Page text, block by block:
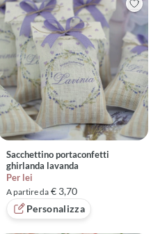
Sacchettino portaconfetti
ghirlanda lavanda
Per lei
A partire da € 3,70
Personalizza